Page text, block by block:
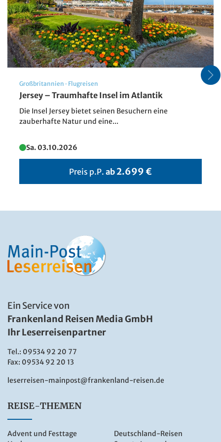
© Soloviova Liudmyla - stock.adobe.com
Großbritannien · Flugreisen
Jersey – Traumhafte Insel im Atlantik
Die Insel Jersey bietet seinen Besuchern eine
zauberhafte Natur und eine...
Sa. 03.10.2026
Preis p.P. ab 2.699 €
Ein Service von
Frankenland Reisen Media GmbH
Ihr Leserreisenpartner
Tel.: 09534 92 20 77
Fax: 09534 92 20 13
leserreisen-mainpost@frankenland-reisen.de
REISE-THEMEN
Advent und Festtage
Deutschland-Reisen